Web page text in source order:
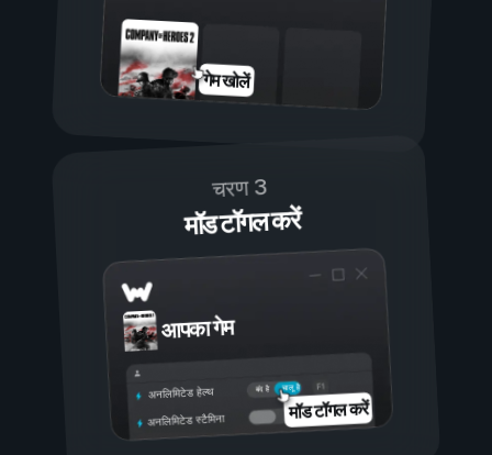
गेम खोलें
चरण 3
मॉड टॉगल करें
आपका गेम
चालू है
बंद है
अनलिमिटेड हेल्थ
अनलिमिटेड स्टैमिना मॉड टॉगल करें